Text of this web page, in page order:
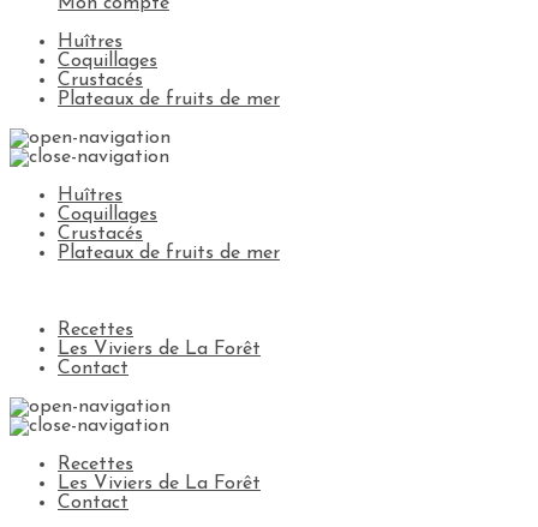
Huîtres
Coquillages
Crustacés
Plateaux de fruits de mer
Huîtres
Coquillages
Crustacés
Plateaux de fruits de mer
Recettes
Les Viviers de La Forêt
Contact
Recettes
Les Viviers de La Forêt
Contact